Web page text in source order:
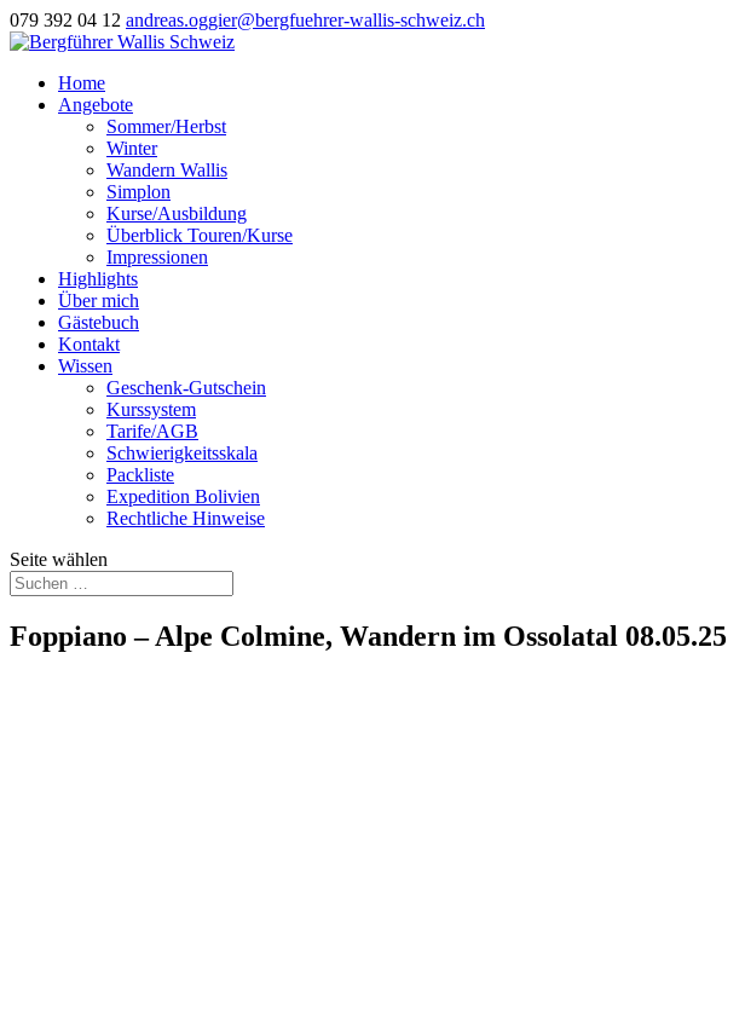
079 392 04 12 andreas.oggier@bergfuehrer-wallis-schweiz.ch
Home
Angebote
Sommer/Herbst
Winter
Wandern Wallis
Simplon
Kurse/Ausbildung
Überblick Touren/Kurse
Impressionen
Highlights
Über mich
Gästebuch
Kontakt
Wissen
Geschenk-Gutschein
Kurssystem
Tarife/AGB
Schwierigkeitsskala
Packliste
Expedition Bolivien
Rechtliche Hinweise
Seite wählen
Foppiano – Alpe Colmine, Wandern im Ossolatal 08.05.25